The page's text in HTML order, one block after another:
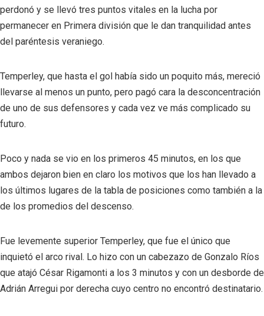
perdonó y se llevó tres puntos vitales en la lucha por
permanecer en Primera división que le dan tranquilidad antes
del paréntesis veraniego.
Temperley, que hasta el gol había sido un poquito más, mereció
llevarse al menos un punto, pero pagó cara la desconcentración
de uno de sus defensores y cada vez ve más complicado su
futuro.
Poco y nada se vio en los primeros 45 minutos, en los que
ambos dejaron bien en claro los motivos que los han llevado a
los últimos lugares de la tabla de posiciones como también a la
de los promedios del descenso.
Fue levemente superior Temperley, que fue el único que
inquietó el arco rival. Lo hizo con un cabezazo de Gonzalo Ríos
que atajó César Rigamonti a los 3 minutos y con un desborde de
Adrián Arregui por derecha cuyo centro no encontró destinatario.